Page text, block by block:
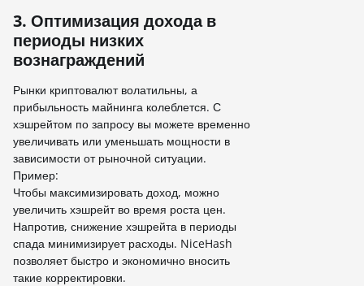
3. Оптимизация дохода в
периоды низких
вознаграждений
Рынки криптовалют волатильны, а
прибыльность майнинга колеблется. С
хэшрейтом по запросу вы можете временно
увеличивать или уменьшать мощности в
зависимости от рыночной ситуации.
Пример:
Чтобы максимизировать доход, можно
увеличить хэшрейт во время роста цен.
Напротив, снижение хэшрейта в периоды
спада минимизирует расходы. NiceHash
позволяет быстро и экономично вносить
такие корректировки.